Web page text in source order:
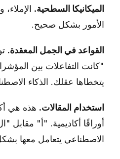
الميكانيكا السطحية.
الأمور بشكل صحيح.
القواعد في الجمل المعقدة.
"كانت التفاعلات بين
يتخطاها عقلك. الذكاء
استخدام المقالات. هذه هي
أوراقًا أكاديمية. "أ" مقابل
الاصطناعي يتعامل معها